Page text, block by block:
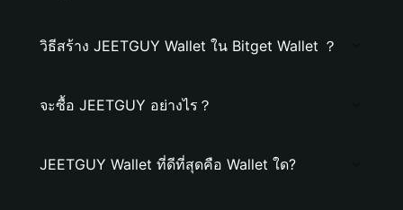
วิธีสร้าง JEETGUY Wallet ใน Bitget Wallet ？
จะซื้อ JEETGUY อย่างไร？
JEETGUY Wallet ที่ดีที่สุดคือ Wallet ใด?